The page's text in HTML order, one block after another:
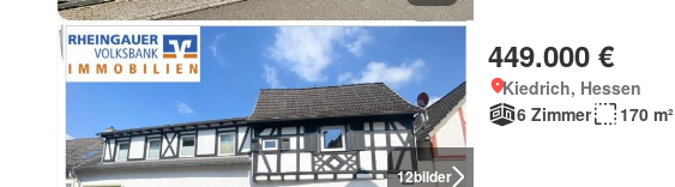
12bilder
449.000 €
Kiedrich, Hessen
6 Zimmer
170 m²